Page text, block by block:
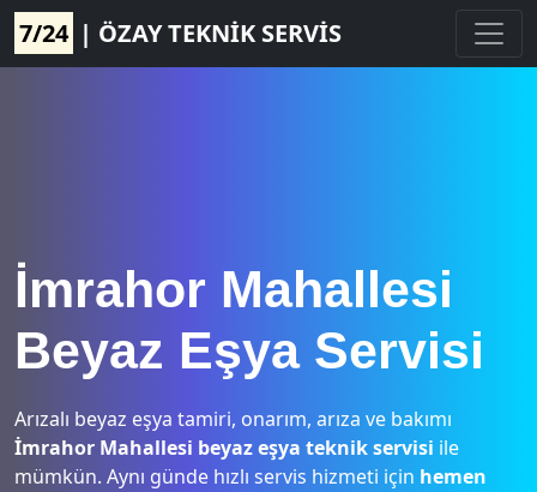
7/24 | ÖZAY TEKNİK SERVİS
İmrahor Mahallesi
Beyaz Eşya Servisi
Arızalı beyaz eşya tamiri, onarım, arıza ve bakımı
İmrahor Mahallesi beyaz eşya teknik servisi ile
mümkün. Aynı günde hızlı servis hizmeti için hemen